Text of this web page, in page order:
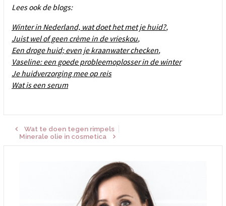
Lees ook de blogs:
Winter in Nederland, wat doet het met je huid?,
Juist wel of geen crème in de vrieskou,
Een droge huid; even je kraanwater checken,
Vaseline: een goede probleemoplosser in de winter
Je huidverzorging mee op reis
Wat is een serum
Wat te doen tegen rimpels
Minerale olie in cosmetica